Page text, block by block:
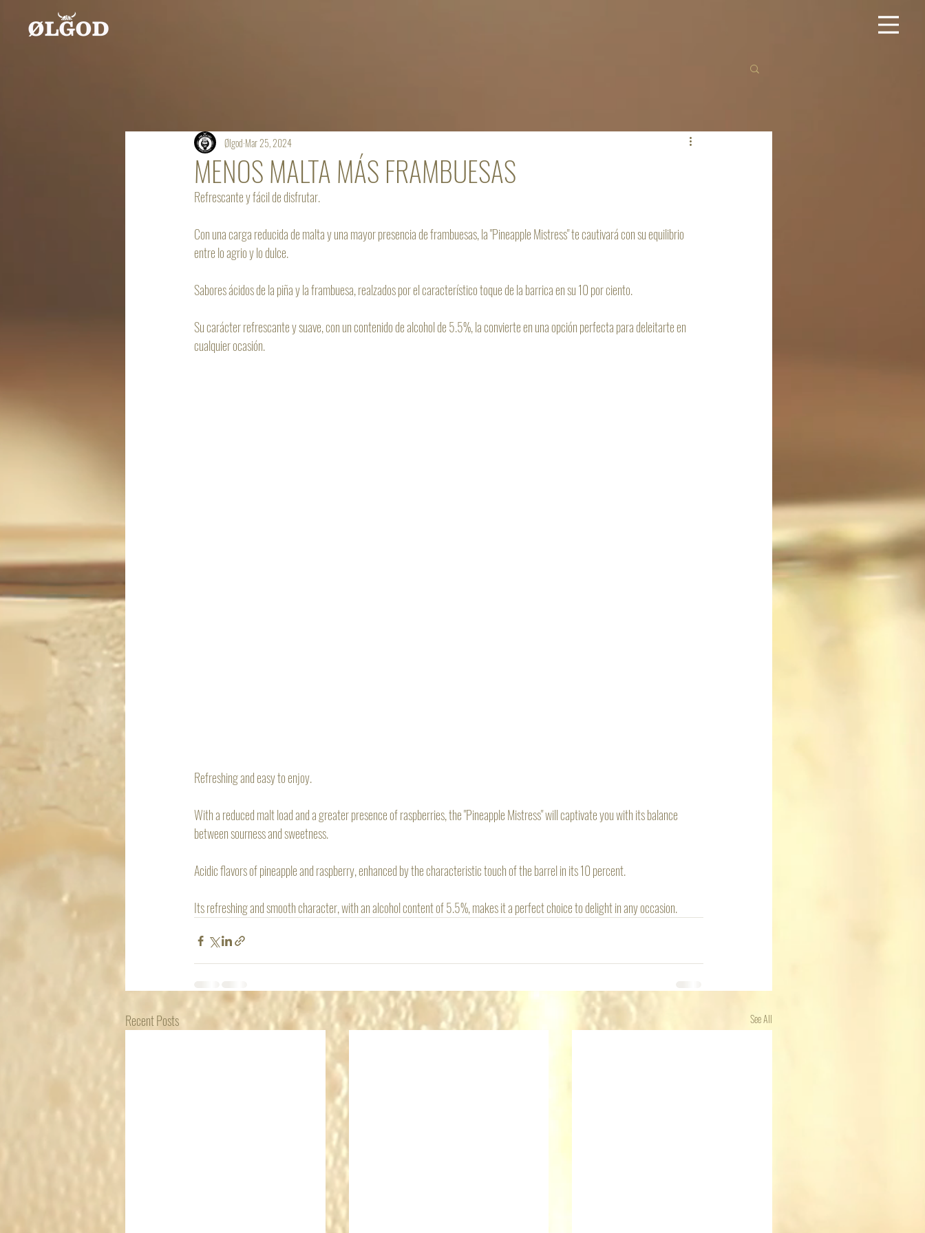
MENOS MALTA MÁS FRAMBUESAS
Ølgod Mar 25, 2024
Refrescante y fácil de disfrutar.
Con una carga reducida de malta y una mayor presencia de frambuesas, la "Pineapple Mistress" te cautivará con su equilibrio
entre lo agrio y lo dulce.
Sabores ácidos de la piña y la frambuesa, realzados por el característico toque de la barrica en su 10 por ciento.
Su carácter refrescante y suave, con un contenido de alcohol de 5.5%, la convierte en una opción perfecta para deleitarte en
cualquier ocasión.
Refreshing and easy to enjoy.
With a reduced malt load and a greater presence of raspberries, the "Pineapple Mistress" will captivate you with its balance
between sourness and sweetness.
Acidic flavors of pineapple and raspberry, enhanced by the characteristic touch of the barrel in its 10 percent.
Its refreshing and smooth character, with an alcohol content of 5.5%, makes it a perfect choice to delight in any occasion.
Recent Posts See All